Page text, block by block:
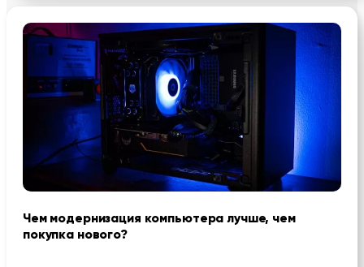
Чем модернизация компьютера лучше, чем
покупка нового?